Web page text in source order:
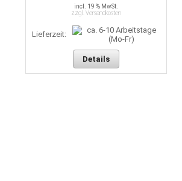
incl. 19 % MwSt.
zzgl. Versandkosten
Lieferzeit:
Details